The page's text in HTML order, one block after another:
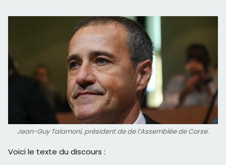
Jean-Guy Talamoni, président de de l’Assemblée de Corse.
Voici le texte du discours :